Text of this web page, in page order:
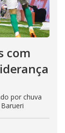
com
por chuva